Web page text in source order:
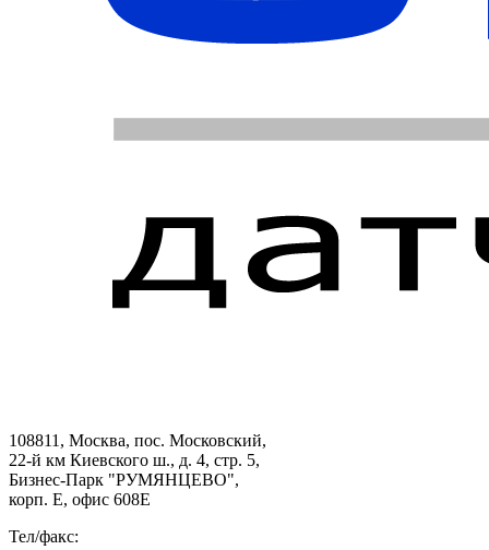
108811, Москва, пос. Московский,
22-й км Киевского ш., д. 4, стр. 5,
Бизнес-Парк "РУМЯНЦЕВО",
корп. Е, офис 608E
Тел/факс: